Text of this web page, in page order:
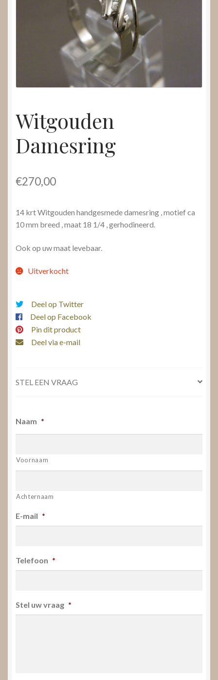
Submenu
Witgouden
Damesring
€270,00
14 krt Witgouden handgesmede damesring , motief ca
10 mm breed , maat 18 1/4 , gerhodineerd.
Ook op uw maat levebaar.
Uitverkocht
Deel op Twitter
Deel op Facebook
Pin dit product
Deel via e-mail
STEL EEN VRAAG
Naam *
Voornaam
Achternaam
E-mail *
Telefoon *
Stel uw vraag *